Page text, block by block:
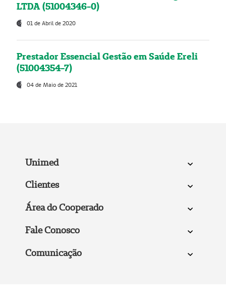
LTDA (51004346-0)
01 de Abril de 2020
Prestador Essencial Gestão em Saúde Ereli
(51004354-7)
04 de Maio de 2021
Unimed
Clientes
Área do Cooperado
Fale Conosco
Comunicação